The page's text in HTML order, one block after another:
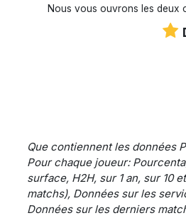
Nous vous ouvrons les deux
Que contiennent les données
Pour chaque joueur:
surface, H2H, sur 1 an, sur 10
matchs), Données sur les
Données sur les derniers